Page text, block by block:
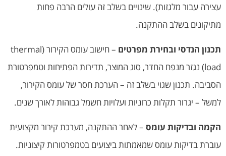
עצירה עבור מלגזות). שינויים בשלב זה עולים הרבה פחות
מתיקונים בשלב ההתקנה.
תכנון הנדסי ובחירת מפרטים
– חישוב עומס הקירור (thermal
load) נגזר מנפח החדר, סוג המוצר, תדירות הפתיחות וטמפרטורת
הסביבה. תכנון שגוי בשלב זה – הערכת חסר של עומס הקירור,
למשל – יגרור תקלות כרוניות ועלויות חשמל גבוהות לאורך שנים.
הקמה ובדיקות עומס – לאחר ההתקנה, מערכת קירור מקצועית
עוברת בדיקות עומס שמאמתות ביצועים בטמפרטורות קיצוניות.